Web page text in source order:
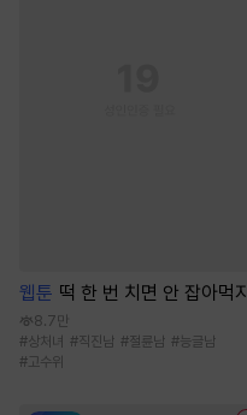
웹툰 떡 한 번 치면 안 잡아먹지
8.7만
#상처녀 #직진남 #절륜남 #능글남
#고수위